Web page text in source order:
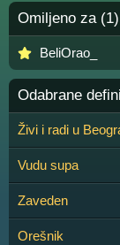
Omiljeno za (1)
BeliOrao_
Odabrane
Živi i radi u
Vudu supa
Zaveden
Orešnik